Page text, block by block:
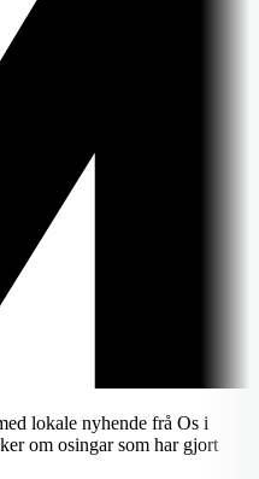
lokale nyhende frå Os i
om osingar som har gjort